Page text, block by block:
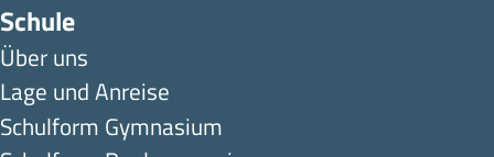
Schule
Über uns
Lage und Anreise
Schulform Gymnasium